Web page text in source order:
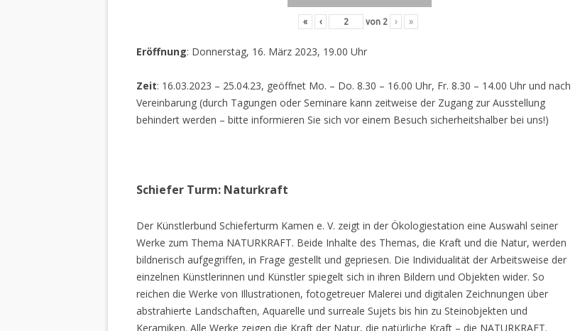
« ‹ von 2 › »
Eröffnung: Donnerstag, 16. März 2023, 19.00 Uhr
Zeit: 16.03.2023 – 25.04.23, geöffnet Mo. – Do. 8.30 – 16.00 Uhr, Fr. 8.30 – 14.00 Uhr und nach
Vereinbarung (durch Tagungen oder Seminare kann zeitweise der Zugang zur Ausstellung
behindert werden – bitte informieren Sie sich vor einem Besuch sicherheitshalber bei uns!)
Schiefer Turm: Naturkraft
Der Künstlerbund Schieferturm Kamen e. V. zeigt in der Ökologiestation eine Auswahl seiner
Werke zum Thema NATURKRAFT. Beide Inhalte des Themas, die Kraft und die Natur, werden
bildnerisch aufgegriffen, in Frage gestellt und gepriesen. Die Individualität der Arbeitsweise der
einzelnen Künstlerinnen und Künstler spiegelt sich in ihren Bildern und Objekten wider. So
reichen die Werke von Illustrationen, fotogetreuer Malerei und digitalen Zeichnungen über
abstrahierte Landschaften, Aquarelle und surreale Sujets bis hin zu Steinobjekten und
Keramiken. Alle Werke zeigen die Kraft der Natur, die natürliche Kraft – die NATURKRAFT.